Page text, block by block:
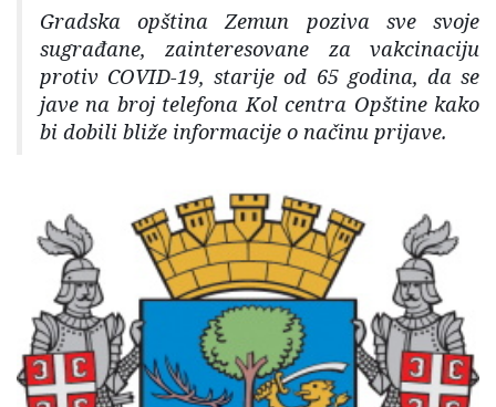
Gradska opština Zemun poziva sve svoje
sugrađane, zainteresovane za vakcinaciju
protiv COVID-19, starije od 65 godina, da se
jave na broj telefona Kol centra Opštine kako
bi dobili bliže informacije o načinu prijave.